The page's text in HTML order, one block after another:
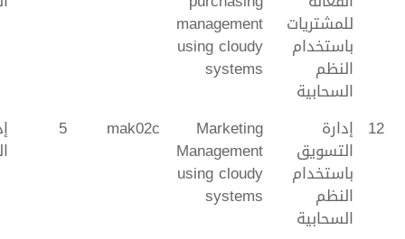
للمشتريات
باستخدام
النظم
السحابية
management
using cloudy
systems
12 إدارة
التسويق
باستخدام
النظم
السحابية
Marketing
Management
using cloudy
systems
mak02c
5